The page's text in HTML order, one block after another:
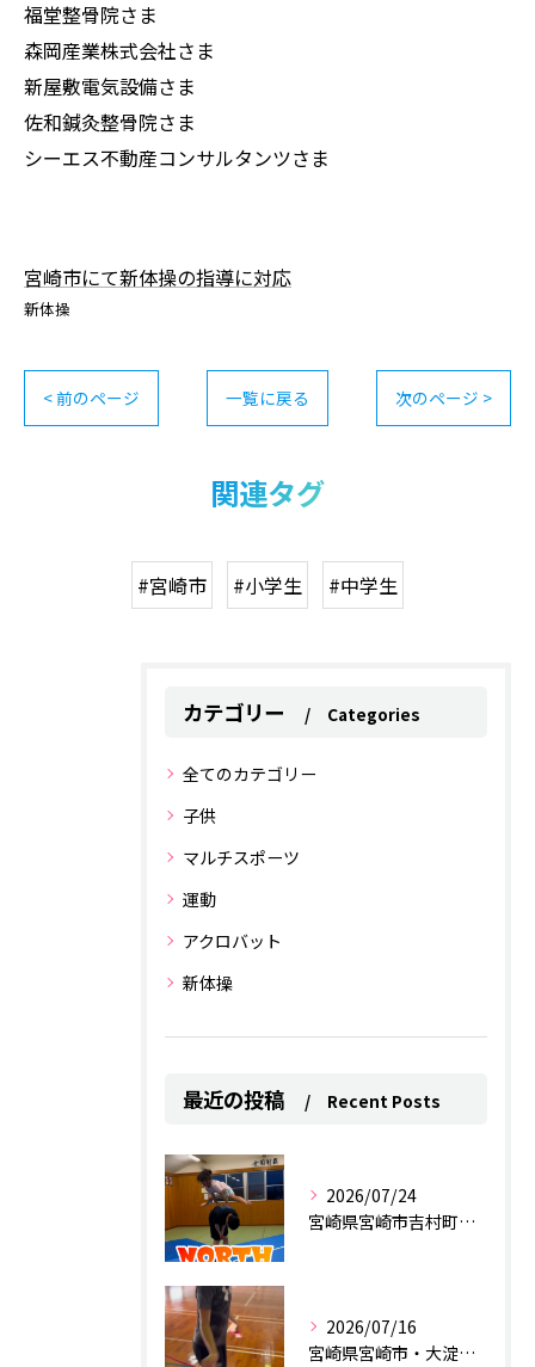
福堂整骨院さま
森岡産業株式会社さま
新屋敷電気設備さま
佐和鍼灸整骨院さま
シーエス不動産コンサルタンツさま
宮崎市にて新体操の指導に対応
新体操
< 前のページ 一覧に戻る 次のページ >
関連タグ
#宮崎市 #小学生 #中学生
カテゴリー Categories
全てのカテゴリー
子供
マルチスポーツ
運動
アクロバット
新体操
最近の投稿 Recent Posts
2026/07/24
宮崎県宮崎市吉村町にあるスポーツクラブ
2026/07/16
宮崎県宮崎市・大淀にあるスポーツクラブ